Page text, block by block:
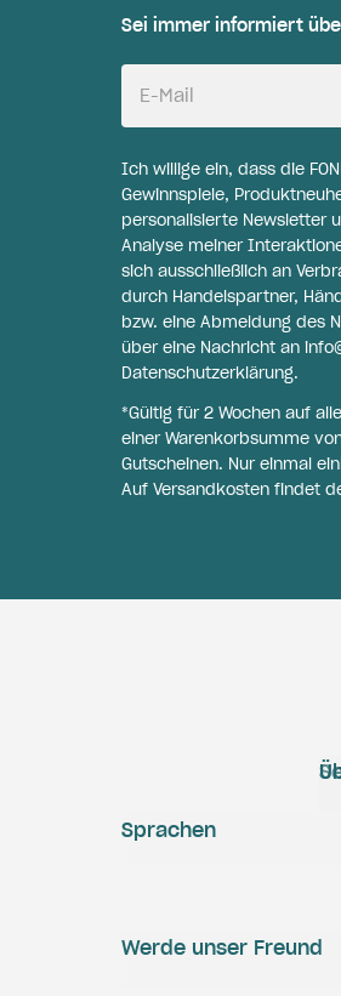
Sei immer informiert
E-Mail
Ich willige ein, dass die
Gewinnspiele,
personalisierte Newsletter
Analyse meiner
sich ausschließlich an
durch Handelspartner,
bzw. eine Abmeldung des
über eine Nachricht an
Datenschutzerklärung.
*Gültig für 2 Wochen auf
einer Warenkorbsumme
Gutscheinen. Nur einmal
Auf Versandkosten findet
Werde unser Freund
Sprachen